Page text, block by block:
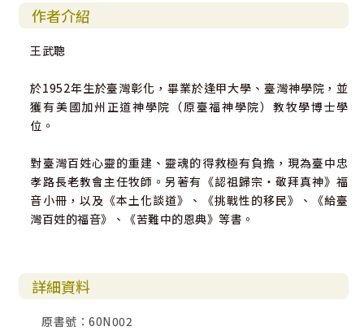
作者介紹
王武聰
於1952年生於臺灣彰化，畢業於逢甲大學、臺灣神學院，並
獲有美國加州正道神學院（原臺福神學院）教牧學博士學
位。
對臺灣百姓心靈的重建、靈魂的得救極有負擔，現為臺中忠
孝路長老教會主任牧師。另著有《認祖歸宗‧敬拜真神》福
音小冊，以及《本土化談道》、《挑戰性的移民》、《給臺
灣百姓的福音》、《苦難中的恩典》等書。
詳細資料
原書號：60N002